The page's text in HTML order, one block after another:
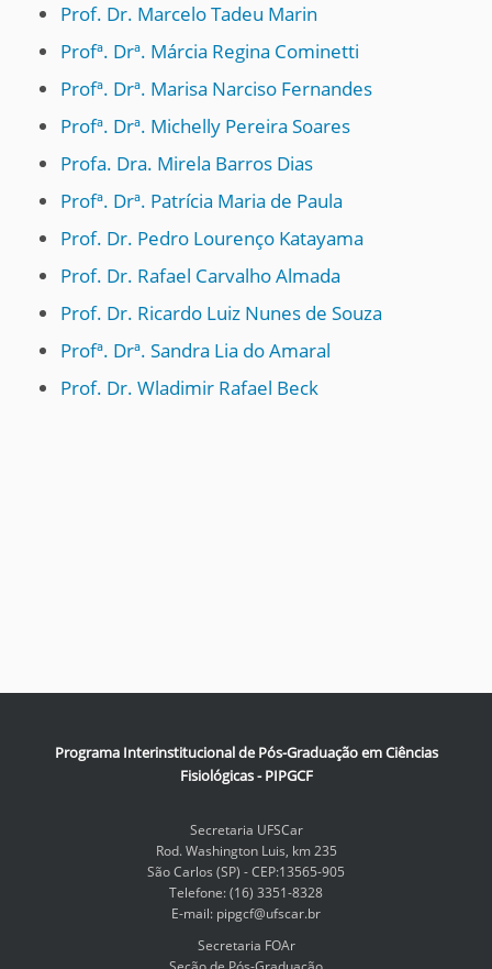
Prof. Dr. Marcelo Tadeu Marin
Profª. Drª. Márcia Regina Cominetti
Profª. Drª. Marisa Narciso Fernandes
Profª. Drª. Michelly Pereira Soares
Profa. Dra. Mirela Barros Dias
Profª. Drª. Patrícia Maria de Paula
Prof. Dr. Pedro Lourenço Katayama
Prof. Dr. Rafael Carvalho Almada
Prof. Dr. Ricardo Luiz Nunes de Souza
Profª. Drª. Sandra Lia do Amaral
Prof. Dr. Wladimir Rafael Beck
Programa Interinstitucional de Pós-Graduação em Ciências
Fisiológicas - PIPGCF
Secretaria UFSCar
Rod. Washington Luis, km 235
São Carlos (SP) - CEP:13565-905
Telefone: (16) 3351-8328
E-mail: pipgcf@ufscar.br
Secretaria FOAr